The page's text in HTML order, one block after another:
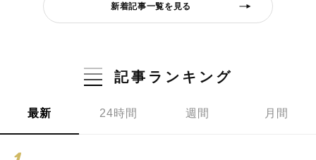
新着記事一覧を見る
記事ランキング
最新 24時間 週間 月間